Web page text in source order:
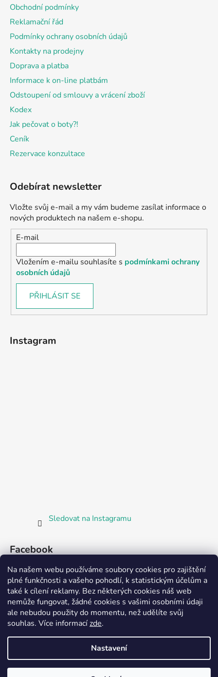
Na našem webu používáme soubory cookies pro zajištění
plné funkčnosti a vašeho pohodlí, k statistickým účelům a
také k cílení reklamy. Bez některých cookies náš web
nemůže fungovat, žádné cookies s vašimi osobními údaji
ale nebudou použity do momentu, než udělíte svůj
souhlas. Více informacízde.
Nastavení
Obchodní podmínky
Reklamační řád
Podmínky ochrany osobních údajů
Kontakty na prodejny
Doprava a platba
Informace k on-line platbám
Odstoupení od smlouvy a vrácení zboží
Kodex
Jak pečovat o boty?!
Ceník
Rezervace konzultace
Odebírat newsletter
Vložte svůj e-mail a my vám budeme zasílat informace o
nových produktech na našem e-shopu.
E-mail
Vložením e-mailu souhlasíte s podmínkami ochrany
osobních údajů
PŘIHLÁSIT SE
Instagram
Sledovat na Instagramu
Facebook
Partnerská prodejna Barefoot Plzeň
Vytvořil Shoptet